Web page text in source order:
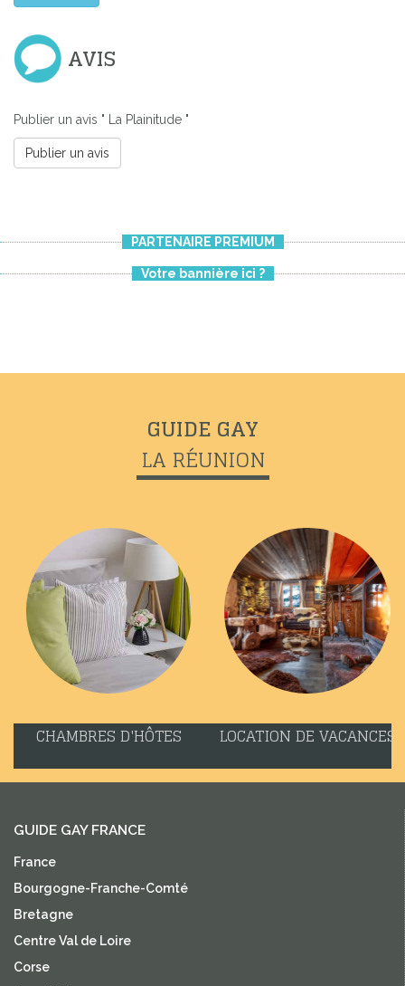
AVIS
Publier un avis " La Plainitude "
Publier un avis
PARTENAIRE PREMIUM
Votre bannière ici ?
GUIDE GAY
LA RÉUNION
CHAMBRES D'HÔTES LOCATION DE VACANCES
GUIDE GAY FRANCE
France
Bourgogne-Franche-Comté
Bretagne
Centre Val de Loire
Corse